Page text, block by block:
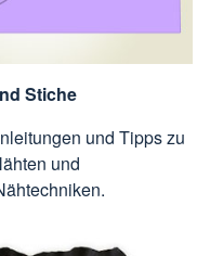
Stiche
und Tipps zu
und